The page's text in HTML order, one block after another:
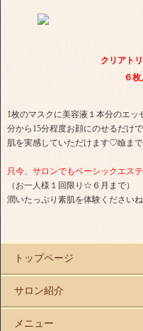
クリアト
６
1枚のマスクに美容液１本分のエ
分から15分程度お顔にのせるだけ
肌を実感していただけます♡瞼ま
只今、 サロンでもベーシックエス
（お一人様１回限り☆６月まで）
潤いたっぷり素肌を体験ください
トップページ
サロン紹介
メニュー